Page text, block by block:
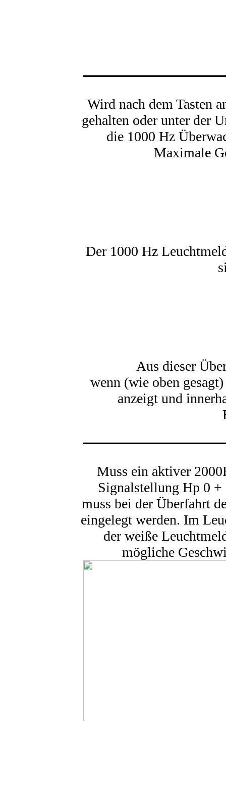
Wird nach dem Tasten
gehalten oder unter der
die 1000 Hz
Maximale
Der 1000 Hz
Aus dieser
wenn (wie oben
anzeigt und
Muss ein aktiver
Signalstellung Hp 0 +
muss bei der Überfahrt
eingelegt werden. Im
der weiße
mögliche